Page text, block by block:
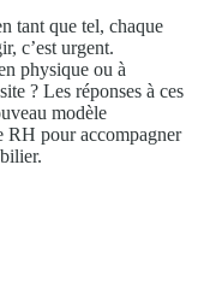
tant que tel, chaque
c’est urgent.
physique ou à
? Les réponses à ces
modèle
RH pour accompagner